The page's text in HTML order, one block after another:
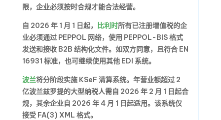
限，企业必须按时合规才能合法经营。
自 2026 年 1 月 1 日起， 比利时所有已注册增值税的企
业必须通过 PEPPOL 网络，使用 PEPPOL-BIS 格式
发送和接收 B2B 结构化文件。如双方同意，且符合 EN
16931 标准，也可继续使用其他 EDI 系统。
波兰将分阶段实施 KSeF 清算系统。年营业额超过 2
亿波兰兹罗提的大型纳税人需自 2026 年 2 月 1 日起合
规，其余企业自 2026 年 4 月 1 日起适用。该系统仅
接受 FA(3) XML 格式。